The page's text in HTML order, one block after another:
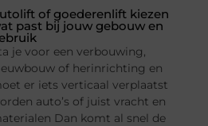
of goederenlift kiezen
past bij jouw gebouw en
je voor een verbouwing,
of herinrichting en
er iets verticaal verplaatst
auto’s of juist vracht en
Dan komt al snel de